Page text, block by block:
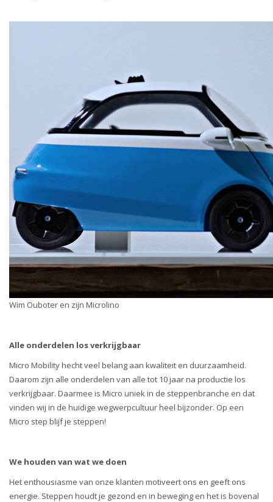
Wim Ouboter en zijn Microlino
Alle onderdelen los verkrijgbaar
Micro Mobility hecht veel belang aan kwaliteit en duurzaamheid.
Daarom zijn alle onderdelen van alle tot 10 jaar na productie los
verkrijgbaar. Daarmee is Micro uniek in de steppenbranche en dat
vinden wij in de huidige wegwerpcultuur heel bijzonder. Op een
Micro step blijf je steppen!
We houden van wat we doen
Het enthousiasme van onze klanten motiveert ons en geeft ons
energie. Steppen houdt je gezond en in beweging en het is bovenal